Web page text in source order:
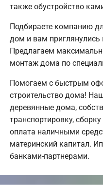
также обустройство
Подбираете компанию
дом и вам
Предлагаем
монтаж дома по
Помогаем с быстрым
строительство дома!
деревянные дома,
транспортировку,
оплата наличными
материнский капитал.
банками-партнерами.